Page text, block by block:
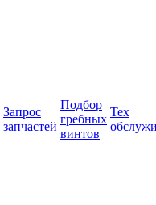
Запрос
запчастей
Подбор
гребных
винтов
Тех